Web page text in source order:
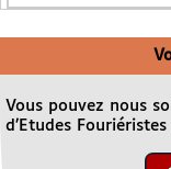
Vous pouvez nous
d’Etudes